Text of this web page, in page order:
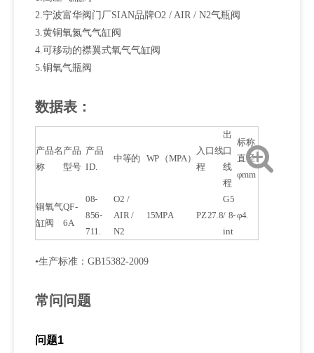
2.宁波富华阀门厂SIAN品牌O2 / AIR / N2气瓶阀
3.黄铜氧氮气气缸阀
4.可移动的襟翼式氧气气缸阀
5.铜氧气瓶阀
数据表：
产品名
称
产品
型号
产品
ID.
中等的 WP（MPA）
入口线
程
出
口
线
程
标称
直径
φmm
铜氧气
缸阀
QF-
6A
08-
856-
711.
O2 /
AIR /
N2
15MPA PZ27.8
G5
/ 8-
int
φ4.
•生产标准：GB15382-2009
常问问题
问题1